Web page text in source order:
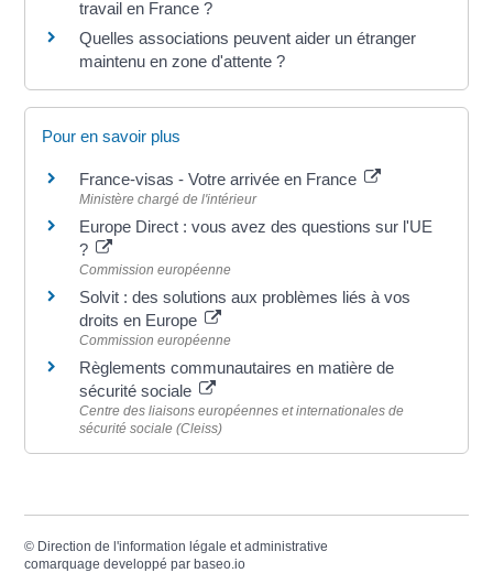
travail en France ?
Quelles associations peuvent aider un étranger
maintenu en zone d'attente ?
Pour en savoir plus
France-visas - Votre arrivée en France
Ministère chargé de l'intérieur
Europe Direct : vous avez des questions sur l'UE
?
Commission européenne
Solvit : des solutions aux problèmes liés à vos
droits en Europe
Commission européenne
Règlements communautaires en matière de
sécurité sociale
Centre des liaisons européennes et internationales de
sécurité sociale (Cleiss)
© Direction de l'information légale et administrative
comarquage developpé parbaseo.io